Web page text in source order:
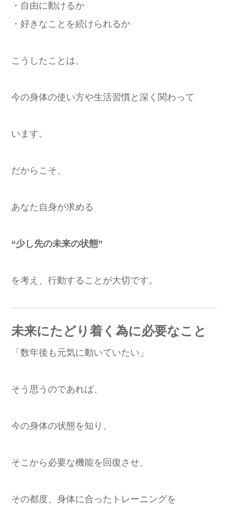
・自由に動けるか
・好きなことを続けられるか
こうしたことは、
今の身体の使い方や生活習慣と深く関わって
います。
だからこそ、
あなた自身が求める
“少し先の未来の状態”
を考え、行動することが大切です。
未来にたどり着く為に必要なこと
「数年後も元気に動いていたい」
そう思うのであれば、
今の身体の状態を知り、
そこから必要な機能を回復させ、
その都度、身体に合ったトレーニングを